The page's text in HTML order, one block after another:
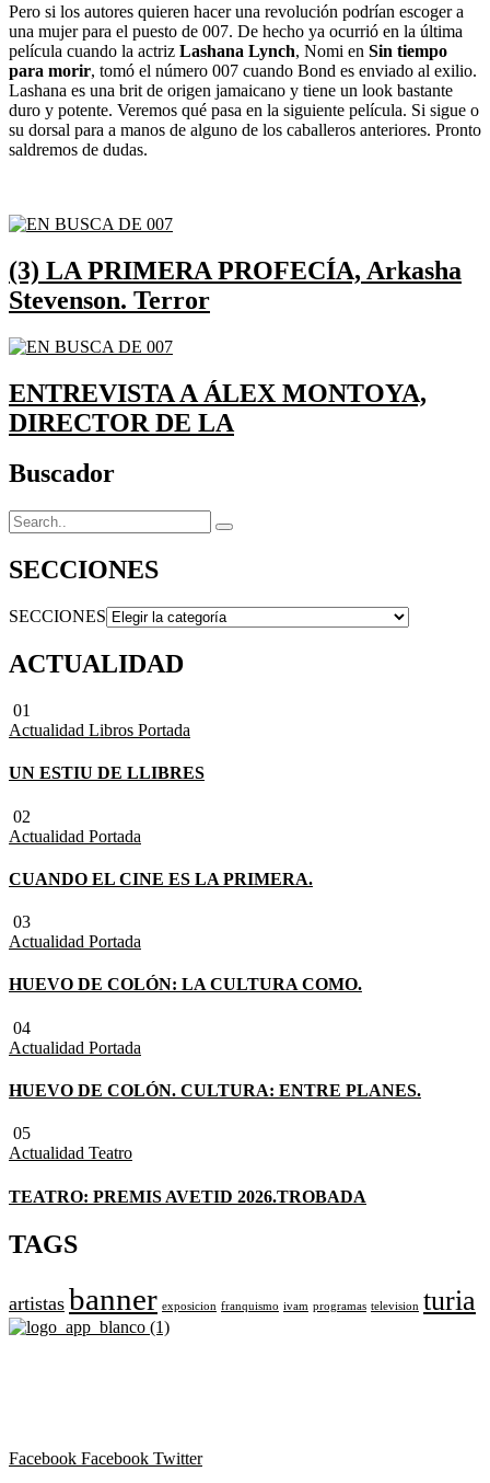
Pero si los autores quieren hacer una revolución podrían escoger a
una mujer para el puesto de 007. De hecho ya ocurrió en la última
película cuando la actriz Lashana Lynch, Nomi en Sin tiempo
para morir, tomó el número 007 cuando Bond es enviado al exilio.
Lashana es una brit de origen jamaicano y tiene un look bastante
duro y potente. Veremos qué pasa en la siguiente película. Si sigue o
su dorsal para a manos de alguno de los caballeros anteriores. Pronto
saldremos de dudas.
(3) LA PRIMERA PROFECÍA, Arkasha
Stevenson. Terror
ENTREVISTA A ÁLEX MONTOYA,
DIRECTOR DE LA
Buscador
SECCIONES
SECCIONES
ACTUALIDAD
01
Actualidad Libros Portada
UN ESTIU DE LLIBRES
02
Actualidad Portada
CUANDO EL CINE ES LA PRIMERA.
03
Actualidad Portada
HUEVO DE COLÓN: LA CULTURA COMO.
04
Actualidad Portada
HUEVO DE COLÓN. CULTURA: ENTRE PLANES.
05
Actualidad Teatro
TEATRO: PREMIS AVETID 2026.TROBADA
TAGS
artistas banner exposicion franquismo ivam programas television turia
Facebook Facebook Twitter